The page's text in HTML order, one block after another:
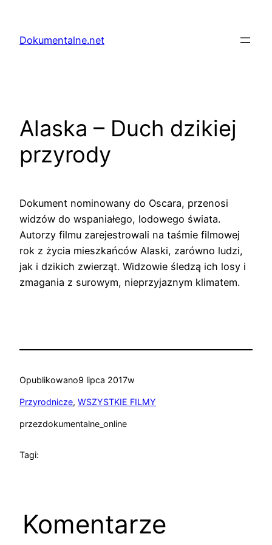
treściDokumentalne.net
Alaska – Duch dzikiej
przyrody
Dokument nominowany do Oscara, przenosi
widzów do wspaniałego, lodowego świata.
Autorzy filmu zarejestrowali na taśmie filmowej
rok z życia mieszkańców Alaski, zarówno ludzi,
jak i dzikich zwierząt. Widzowie śledzą ich losy i
zmagania z surowym, nieprzyjaznym klimatem.
Opublikowano9 lipca 2017w
Przyrodnicze, WSZYSTKIE FILMY
przezdokumentalne_online
Tagi:
Komentarze